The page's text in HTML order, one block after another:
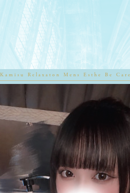
Kamisu Relaxaton Mens Esthe Be